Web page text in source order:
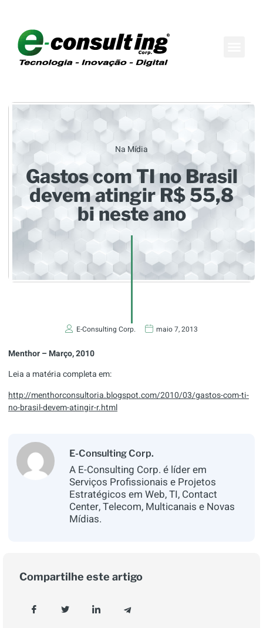
Na Mídia
Gastos com TI no Brasil
devem atingir R$ 55,8
bi neste ano
E-Consulting Corp. maio 7, 2013
Menthor – Março, 2010
Leia a matéria completa em:
http://menthorconsultoria.blogspot.com/2010/03/gastos-com-ti-
no-brasil-devem-atingir-r.html
E-Consulting Corp.
A E-Consulting Corp. é líder em
Serviços Profissionais e Projetos
Estratégicos em Web, TI, Contact
Center, Telecom, Multicanais e Novas
Mídias.
Compartilhe este artigo